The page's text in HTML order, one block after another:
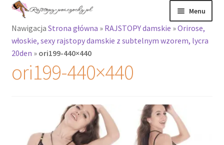
Przejdź
nawigacji
Przejdź
treści
Menu
Rajstopy
Rozwiń
menu
potomne
Podkolanówki i
skarpetki
Nawigacja Strona główna » RAJSTOPY damskie »Orirose,
włoskie, sexy rajstopy damskie z subtelnym wzorem, lycra
20den » ori199-440×440
ori199-440×440